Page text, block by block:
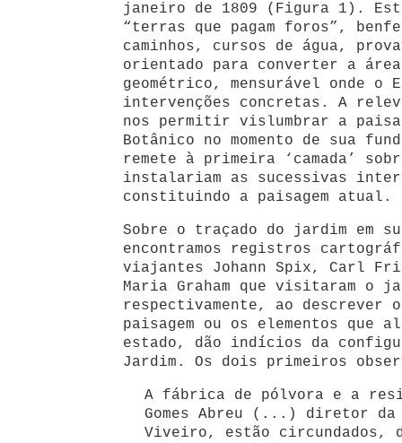
janeiro de 1809 (Figura 1).
“terras que pagam foros”,
caminhos, cursos de água,
orientado para converter a área
geométrico, mensurável onde o
intervenções concretas. A
nos permitir vislumbrar a
Botânico no momento de sua
remete à primeira ‘camada’
instalariam as sucessivas
constituindo a paisagem atual.
Sobre o traçado do jardim em
encontramos registros
viajantes Johann Spix, Carl
Maria Graham que visitaram o
respectivamente, ao descrever o
paisagem ou os elementos que
estado, dão indícios da
Jardim. Os dois primeiros
A fábrica de pólvora e a
Gomes Abreu (...) diretor da
Viveiro, estão circundados,